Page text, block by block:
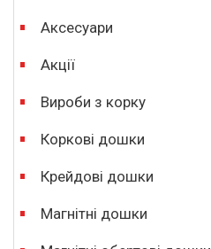
Аксесуари
Акції
Вироби з корку
Коркові дошки
Крейдові дошки
Магнітні дошки